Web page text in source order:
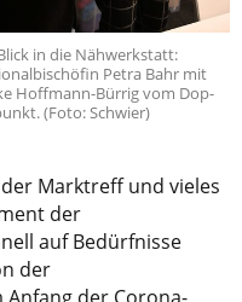
in die Nähwerkstatt:
Petra Bahr mit
Hoffmann-Bürrig vom Dop-
(Foto: Schwier)
Marktreff und vieles
der
auf Bedürfnisse
der